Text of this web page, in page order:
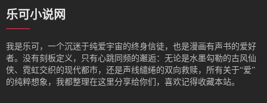
乐可小说网
我是‌乐可，一个沉迷于纯爱宇宙的终身信徒，也是漫画有声书的爱好
者。没有刻板定义，只有心跳同频的邂逅：无论是水墨勾勒的古风仙
侠、霓虹交织的现代都市，还是声线缱绻的双向救赎，所有关于“爱”
的纯粹想象，我都整理在这里分享给你们，喜欢记得收藏本站。